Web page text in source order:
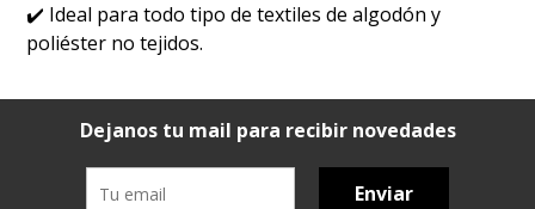
✔️ Ideal para todo tipo de textiles de algodón y
poliéster no tejidos.
Dejanos tu mail para recibir novedades
Enviar